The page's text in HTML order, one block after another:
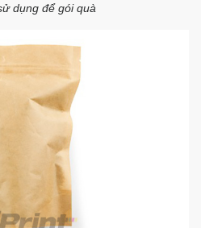
dụng để gói quà